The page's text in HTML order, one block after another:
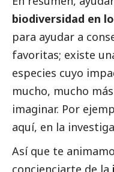
biodiversidad en
para ayudar a
favoritas; existe
especies cuyo
mucho, mucho
imaginar. Por
aquí, en la
Así que te
concienciarte de la